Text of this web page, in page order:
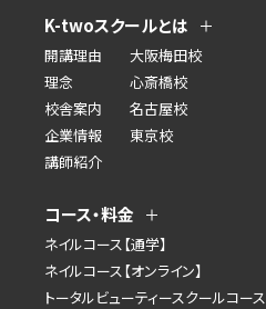
K-twoスクールとは
開講理由
理念
校舎案内
企業情報
講師紹介
大阪梅田校
心斎橋校
名古屋校
東京校
コース・料金
ネイルコース【通学】
ネイルコース【オンライン】
トータルビューティースクールコース